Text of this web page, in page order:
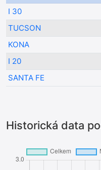
I 30
TUCSON
KONA
I 20
SANTA FE
Historická data